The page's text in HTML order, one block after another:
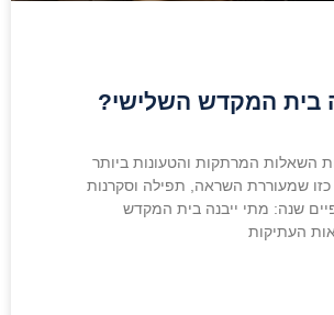
בית המקדש השלישי?
השאלות המרתקות והטעונות ביותר
כזו שמעוררת השראה, תפילה וסקרנות
שנה: מתי ייבנה בית המקדש
העתיקות